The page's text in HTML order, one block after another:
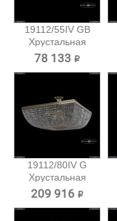
19112/55IV GB
Хрустальная
потолочная...
78 133 ₽
19112/80IV G
Хрустальная
потолочная...
209 916 ₽